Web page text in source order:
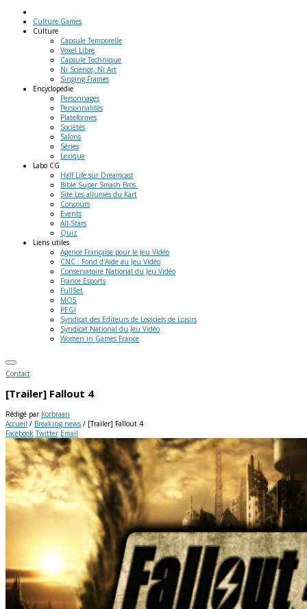
Culture Games
Culture
Capsule Temporelle
Voxel Libre
Capsule Technique
Ni Science, Ni Art
Singing Frames
Encyclopédie
Personnages
Personnalités
Plateformes
Sociétés
Salons
Séries
Lexique
Labo CG
Half Life sur Dreamcast
Bible Super Smash Bros.
Site Les allumés du Kart
Concours
Events
All-Stars
Quiz
Liens utiles
Agence Française pour le Jeu Vidéo
CNC : Fond d'Aide au Jeu Vidéo
Conservatoire National du Jeu Vidéo
France Esports
FullSet
MO5
PEGI
Syndicat des Editeurs de Logiciels de Loisirs
Syndicat National du Jeu Vidéo
Women in Games France
Contact
[Trailer] Fallout 4
Rédigé par Korbraan
Accueil / Breaking news / [Trailer] Fallout 4
Facebook Twitter Email